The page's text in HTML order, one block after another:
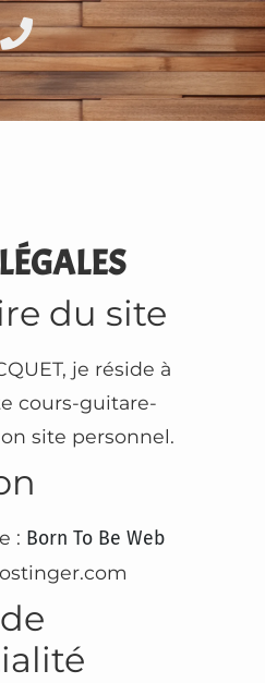
du site
je réside à
cours-guitare-
site personnel.
: Born To Be Web